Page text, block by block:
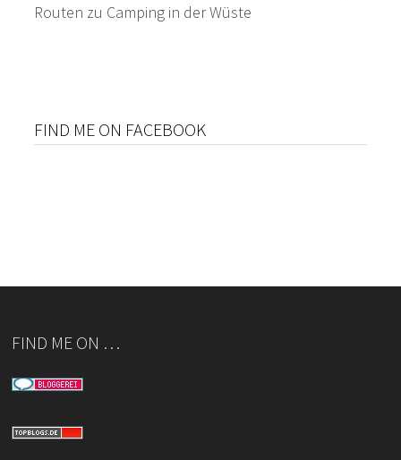
Routen zu Camping in der Wüste
FIND ME ON FACEBOOK
FIND ME ON …